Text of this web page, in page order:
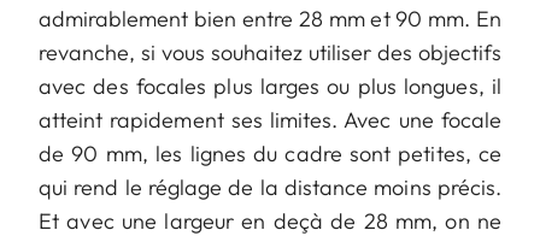
admirablement bien entre 28 mm et 90 mm. En
revanche, si vous souhaitez utiliser des objectifs
avec des focales plus larges ou plus longues, il
atteint rapidement ses limites. Avec une focale
de 90 mm, les lignes du cadre sont petites, ce
qui rend le réglage de la distance moins précis.
Et avec une largeur en deçà de 28 mm, on ne